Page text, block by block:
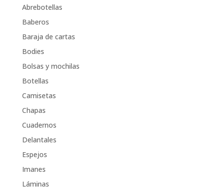
Abrebotellas
Baberos
Baraja de cartas
Bodies
Bolsas y mochilas
Botellas
Camisetas
Chapas
Cuadernos
Delantales
Espejos
Imanes
Láminas